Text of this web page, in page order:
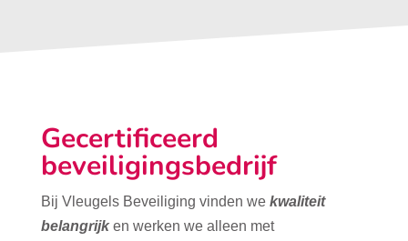
Gecertificeerd
beveiligingsbedrijf
Bij Vleugels Beveiliging vinden we kwaliteit
belangrijk en werken we alleen met